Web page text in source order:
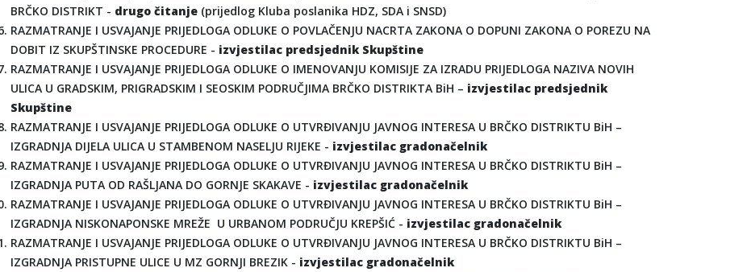
BRČKO DISTRIKT - drugo čitanje (prijedlog Kluba poslanika HDZ, SDA i SNSD)
RAZMATRANJE I USVAJANJE PRIJEDLOGA ODLUKE O POVLAČENJU NACRTA ZAKONA O DOPUNI ZAKONA O POREZU NA
DOBIT IZ SKUPŠTINSKE PROCEDURE - izvjestilac predsjednik Skupštine
RAZMATRANJE I USVAJANJE PRIJEDLOGA ODLUKE O IMENOVANJU KOMISIJE ZA IZRADU PRIJEDLOGA NAZIVA NOVIH
ULICA U GRADSKIM, PRIGRADSKIM I SEOSKIM PODRUČJIMA BRČKO DISTRIKTA BiH – izvjestilac predsjednik
Skupštine
RAZMATRANJE I USVAJANJE PRIJEDLOGA ODLUKE O UTVRĐIVANJU JAVNOG INTERESA U BRČKO DISTRIKTU BiH –
IZGRADNJA DIJELA ULICA U STAMBENOM NASELJU RIJEKE - izvjestilac gradonačelnik
RAZMATRANJE I USVAJANJE PRIJEDLOGA ODLUKE O UTVRĐIVANJU JAVNOG INTERESA U BRČKO DISTRIKTU BiH –
IZGRADNJA PUTA OD RAŠLJANA DO GORNJE SKAKAVE - izvjestilac gradonačelnik
RAZMATRANJE I USVAJANJE PRIJEDLOGA ODLUKE O UTVRĐIVANJU JAVNOG INTERESA U BRČKO DISTRIKTU BiH –
IZGRADNJA NISKONAPONSKE MREŽE U URBANOM PODRUČJU KREPŠIĆ - izvjestilac gradonačelnik
RAZMATRANJE I USVAJANJE PRIJEDLOGA ODLUKE O UTVRĐIVANJU JAVNOG INTERESA U BRČKO DISTRIKTU BiH –
IZGRADNJA PRISTUPNE ULICE U MZ GORNJI BREZIK - izvjestilac gradonačelnik